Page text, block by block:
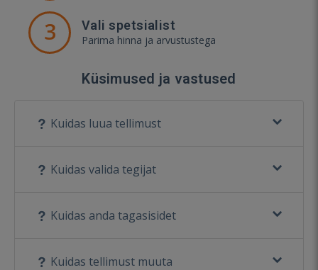
3 Vali spetsialist
Parima hinna ja arvustustega
Küsimused ja vastused
Kuidas luua tellimust
Kuidas valida tegijat
Kuidas anda tagasisidet
Kuidas tellimust muuta